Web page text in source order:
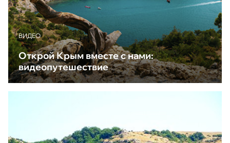
ВИДЕО
Открой Крым вместе с нами:
видеопутешествие